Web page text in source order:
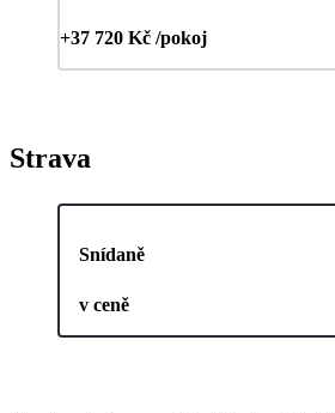
+37 720 Kč /pokoj
Strava
Snídaně
v ceně